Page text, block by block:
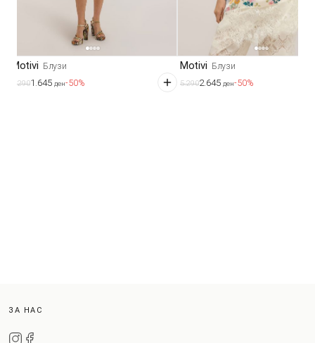
Motivi Блузи
3.2901.645 ден-50%
Motivi Блузи
5.2902.645 ден-50%
ЗА НАС